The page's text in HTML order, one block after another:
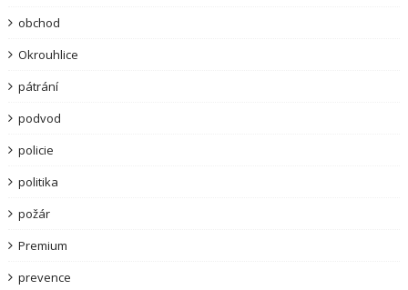
obchod
Okrouhlice
pátrání
podvod
policie
politika
požár
Premium
prevence